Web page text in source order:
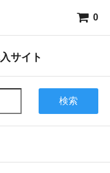
0
サイト
検索